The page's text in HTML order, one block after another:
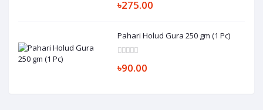
৳275.00
Pahari Holud Gura 250 gm (1 Pc)
৳90.00